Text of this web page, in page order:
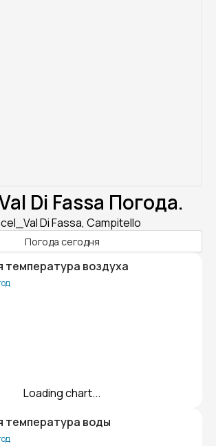
Di Fassa Погода.
Di Fassa, Campitello
Погода сегодня
температура воздуха
Loading chart...
температура воды